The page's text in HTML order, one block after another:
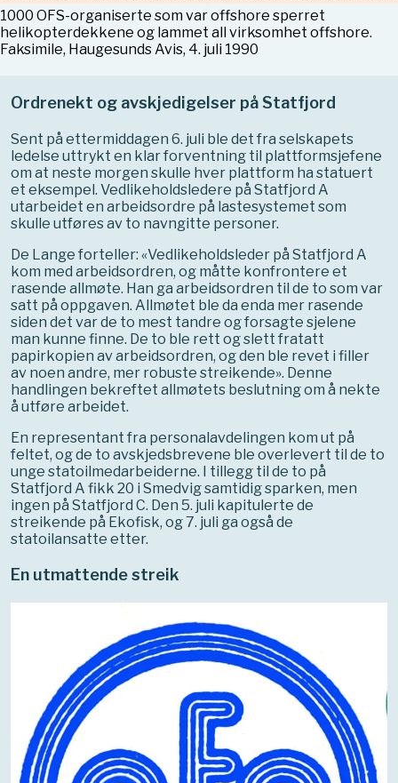
1000 OFS-organiserte som var offshore sperret
helikopterdekkene og lammet all virksomhet offshore.
Faksimile, Haugesunds Avis, 4. juli 1990
Ordrenekt og avskjedigelser på Statfjord
Sent på ettermiddagen 6. juli ble det fra selskapets
ledelse uttrykt en klar forventning til plattformsjefene
om at neste morgen skulle hver plattform ha statuert
et eksempel. Vedlikeholdsledere på Statfjord A
utarbeidet en arbeidsordre på lastesystemet som
skulle utføres av to navngitte personer.
De Lange forteller: «Vedlikeholdsleder på Statfjord A
kom med arbeidsordren, og måtte konfrontere et
rasende allmøte. Han ga arbeidsordren til de to som var
satt på oppgaven. Allmøtet ble da enda mer rasende
siden det var de to mest tandre og forsagte sjelene
man kunne finne. De to ble rett og slett fratatt
papirkopien av arbeidsordren, og den ble revet i filler
av noen andre, mer robuste streikende». Denne
handlingen bekreftet allmøtets beslutning om å nekte
å utføre arbeidet.
En representant fra personalavdelingen kom ut på
feltet, og de to avskjedsbrevene ble overlevert til de to
unge statoilmedarbeiderne. I tillegg til de to på
Statfjord A fikk 20 i Smedvig samtidig sparken, men
ingen på Statfjord C. Den 5. juli kapitulerte de
streikende på Ekofisk, og 7. juli ga også de
statoilansatte etter.
En utmattende streik